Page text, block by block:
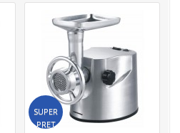
SUPER
PRET